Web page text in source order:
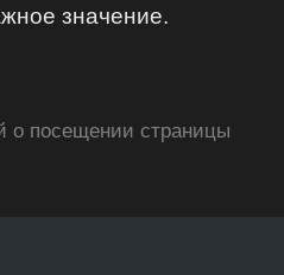
значение.
о посещении страницы